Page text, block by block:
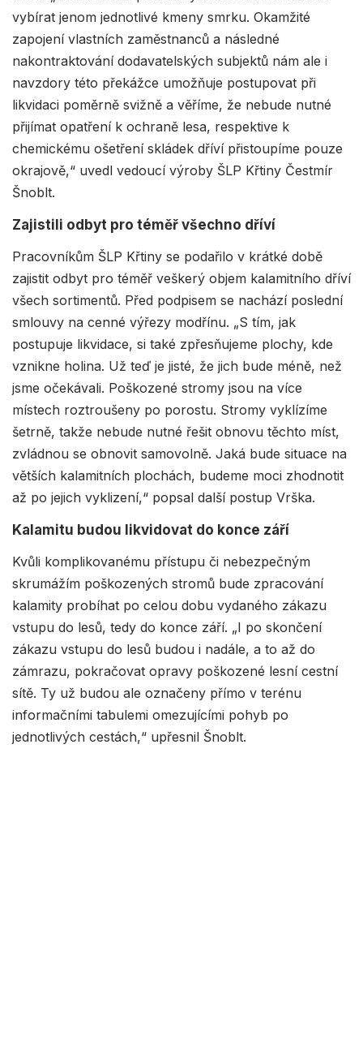
vybírat jenom jednotlivé kmeny smrku. Okamžité
zapojení vlastních zaměstnanců a následné
nakontraktování dodavatelských subjektů nám ale i
navzdory této překážce umožňuje postupovat při
likvidaci poměrně svižně a věříme, že nebude nutné
přijímat opatření k ochraně lesa, respektive k
chemickému ošetření skládek dříví přistoupíme pouze
okrajově,“ uvedl vedoucí výroby ŠLP Křtiny Čestmír
Šnoblt.
Zajistili odbyt pro téměř všechno dříví
Pracovníkům ŠLP Křtiny se podařilo v krátké době
zajistit odbyt pro téměř veškerý objem kalamitního dříví
všech sortimentů. Před podpisem se nachází poslední
smlouvy na cenné výřezy modřínu. „S tím, jak
postupuje likvidace, si také zpřesňujeme plochy, kde
vznikne holina. Už teď je jisté, že jich bude méně, než
jsme očekávali. Poškozené stromy jsou na více
místech roztroušeny po porostu. Stromy vyklízíme
šetrně, takže nebude nutné řešit obnovu těchto míst,
zvládnou se obnovit samovolně. Jaká bude situace na
větších kalamitních plochách, budeme moci zhodnotit
až po jejich vyklizení,“ popsal další postup Vrška.
Kalamitu budou likvidovat do konce září
Kvůli komplikovanému přístupu či nebezpečným
skrumážím poškozených stromů bude zpracování
kalamity probíhat po celou dobu vydaného zákazu
vstupu do lesů, tedy do konce září. „I po skončení
zákazu vstupu do lesů budou i nadále, a to až do
zámrazu, pokračovat opravy poškozené lesní cestní
sítě. Ty už budou ale označeny přímo v terénu
informačními tabulemi omezujícími pohyb po
jednotlivých cestách,“ upřesnil Šnoblt.